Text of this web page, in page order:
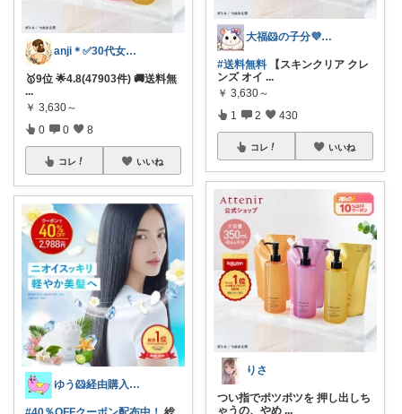
anji＊✅30代女性売上ランキング🏆
🥇9位 🌟4.8(47903件) 🚚送料無
...
￥ 3,630～
0 0 8
コレ いいね
ゆう🐹経由購入感謝🙇‍♀️
大福🐹の子分💜ありがとうございます
#送料無料 【スキンクリア クレ
ンズ オイ ...
￥ 3,630～
1 2 430
コレ いいね
りさ
つい指でポツポツを 押し出しち
ゃうの、やめ ...